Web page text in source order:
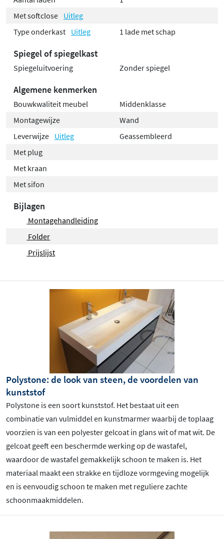
Met softclose Uitleg
Type onderkast Uitleg 1 lade met schap
Spiegel of spiegelkast
Spiegeluitvoering Zonder spiegel
Algemene kenmerken
Bouwkwaliteit meubel
Middenklasse
Montagewijze
Wand
Leverwijze Uitleg
Geassembleerd
Met plug
Met kraan
Met sifon
Bijlagen
Montagehandleiding
Folder
Prijslijst
Polystone: de look van steen, de voordelen van
kunststof
Polystone is een soort kunststof. Het bestaat uit een
combinatie van vulmiddel en kunstmarmer waarbij de toplaag
voorzien is van een polyester gelcoat in glans wit of mat wit. De
gelcoat geeft een beschermde werking op de wastafel,
waardoor de wastafel gemakkelijk schoon te maken is. Het
materiaal maakt een strakke en tijdloze vormgeving mogelijk
en is eenvoudig schoon te maken met reguliere zachte
schoonmaakmiddelen.